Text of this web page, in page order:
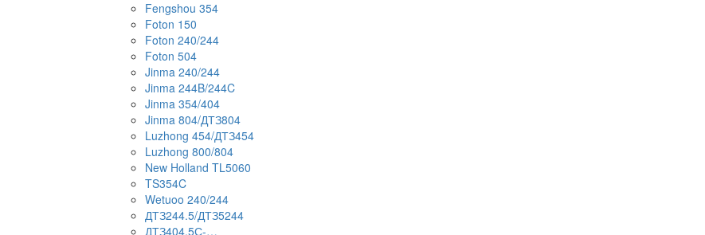
Fengshou 354
Foton 150
Foton 240/244
Foton 504
Jinma 240/244
Jinma 244B/244C
Jinma 354/404
Jinma 804/ДТЗ804
Luzhong 454/ДТЗ454
Luzhong 800/804
New Holland TL5060
TS354C
Wetuoo 240/244
ДТЗ244.5/ДТЗ5244
ДТЗ404.5С-…